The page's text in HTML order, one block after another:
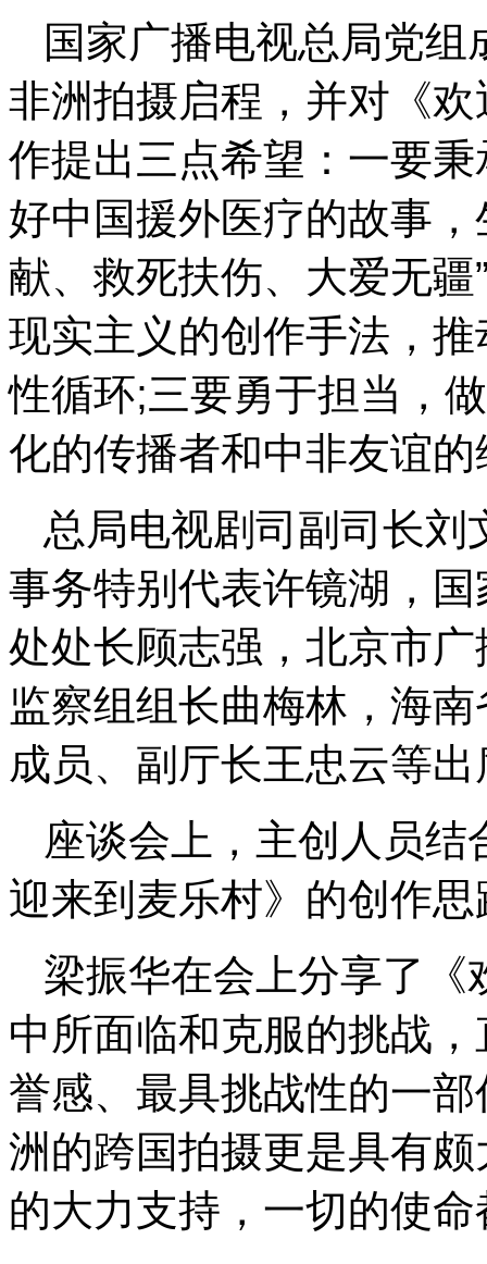
国家广播电视总局党
非洲拍摄启程，并对《
作提出三点希望：一要
好中国援外医疗的故事
献、救死扶伤、大爱无
现实主义的创作手法，
性循环;三要勇于担当，
化的传播者和中非友谊
总局电视剧司副司长刘
事务特别代表许镜湖，
处处长顾志强，北京市
监察组组长曲梅林，海
成员、副厅长王忠云等
座谈会上，主创人员
迎来到麦乐村》的创作
梁振华在会上分享了《
中所面临和克服的挑战
誉感、最具挑战性的一
洲的跨国拍摄更是具有
的大力支持，一切的使